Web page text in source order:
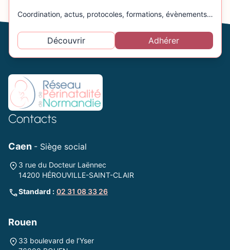
Coordination, actus, protocoles, formations, évènements…
Découvrir Adhérer
Contacts
Caen - Siège social
3 rue du Docteur Laënnec
14200 HÉROUVILLE-SAINT-CLAIR
Standard : 02 31 08 33 26
Rouen
33 boulevard de l’Yser